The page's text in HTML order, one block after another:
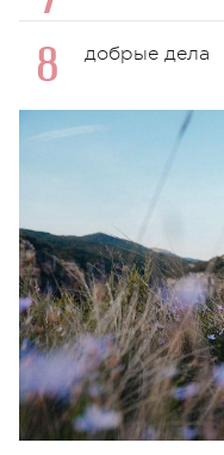
добрые дела